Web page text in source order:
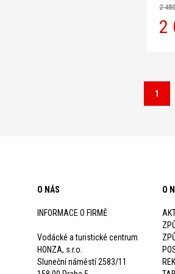
2
2
1
O NÁS
INFORMACE O FIRMĚ
Vodácké a turistické centrum
HONZA, s.r.o.
Sluneční náměstí 2583/11
O